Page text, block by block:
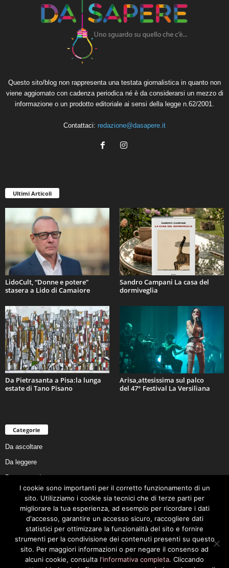
Questo sito/blog non rappresenta una testata giornalistica in quanto non
viene aggiornato con cadenza periodica né è da considerarsi un mezzo di
informazione o un prodotto editoriale ai sensi della legge n.62/2001.
Contattaci: redazione@dasapere.it
Ultimi Articoli
LidoCult, “Donne e potere”
stasera a Lido di Camaiore
Sandro Campani La casa del
dormiveglia
Da Pietrasanta a Pisa:la lunga
estate di Tano Pisano
Arisa,attesissima sul palco
del 47° Festival La Versiliana
Categorie
Da ascoltare
Da leggere
Da non perdere
Da conoscere
Da preservare
Da vivere
Cookie Policy
I cookie sono importanti per il corretto funzionamento di un
sito. Utilizziamo i cookie sia tecnici che di terze parti per
migliorare la tua esperienza, ad esempio per ricordare i dati
d'accesso, garantire un accesso sicuro, raccogliere dati
statistici per ottimizzare la funzionalità del sito e fornire
strumenti per la condivisione dei contenuti presenti su questo
sito. Per maggiori informazioni o per negare il consenso ad
alcuni cookie, consulta l'informativa completa. Cliccando